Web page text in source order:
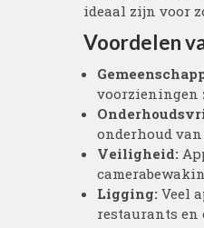
ideaal zijn voor
Voordelen
voorzieningen
onderhoud
Veiligheid:
Ligging: Veel
restaurants en